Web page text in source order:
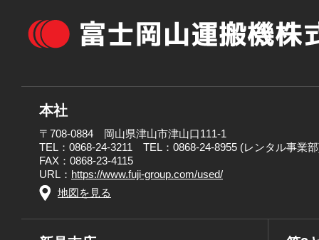
本社
〒708-0884 岡山県津山市津山口111-1
TEL：0868-24-3211 TEL：0868-24-8955 (レンタル事業
FAX：0868-23-4115
URL： https://www.fuji-group.com/used/
地図を見る